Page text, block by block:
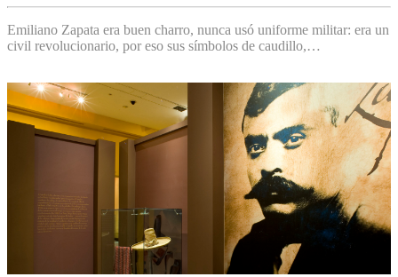
Emiliano Zapata era buen charro, nunca usó uniforme militar: era un
civil revolucionario, por eso sus símbolos de caudillo,…